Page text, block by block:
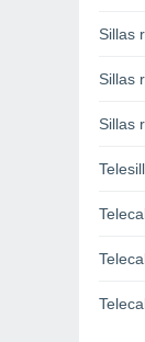
Sillas
Sillas
Sillas